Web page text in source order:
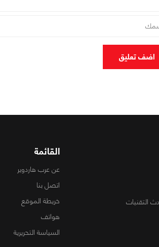
اضف تعليق
التقنيات
القائمة
عن عرب هاردوير
اتصل بنا
خريطة الموقع
هواتف
السياسة التحريرية